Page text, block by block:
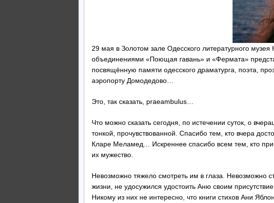
29 мая в Золотом зале Одесского литературного
объединениями «Поющая гавань» и «Фермата»
посвящённую памяти одесского драматурга, поэта,
аэропорту Домодедово…
Это, так сказать, praeambulus…
Что можно сказать сегодня, по истечении суток, о
тонкой, прочувствованной. Спасибо тем, кто вчера
Кларе Меламед… Искреннее спасибо всем тем, кто
их мужество.
Невозможно тяжело смотреть им в глаза. Невозможно
жизни, не удосужился удостоить Аню своим
Никому из них не интересно, что книги стихов Ани